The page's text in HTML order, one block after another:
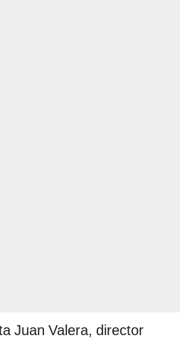
Juan Valera, director